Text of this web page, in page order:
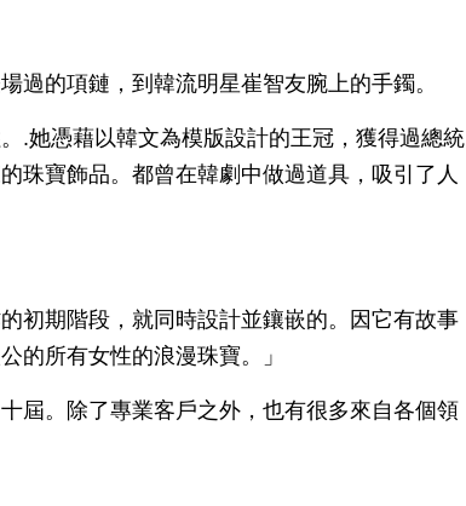
過的項鏈，到韓流明星崔智友腕上的手鐲。
.她憑藉以韓文為模版設計的王冠，獲得過總統
珠寶飾品。都曾在韓劇中做過道具，吸引了人
初期階段，就同時設計並鑲嵌的。因它有故事
的所有女性的浪漫珠寶。」
屆。除了專業客戶之外，也有很多來自各個領